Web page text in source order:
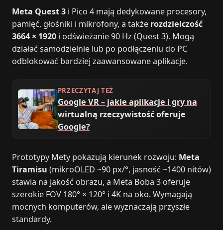
Meta Quest 3 i Pico 4 mają dedykowane procesory,
pamięć, głośniki i mikrofony, a także rozdzielczość
3664 × 1920 i odświeżanie 90 Hz (Quest 3). Mogą
działać samodzielnie lub po podłączeniu do PC
odblokować bardziej zaawansowane aplikacje.
PRZECZYTAJ TEŻ
Google VR – jakie aplikacje i gry na
wirtualną rzeczywistość oferuje
Google?
Prototypy Mety pokazują kierunek rozwoju: Meta
Tiramisu (mikroOLED ~90 px/°, jasność ~1400 nitów)
stawia na jakość obrazu, a Meta Boba 3 oferuje
szerokie FOV 180° × 120° i 4K na oko. Wymagają
mocnych komputerów, ale wyznaczają przyszłe
standardy.